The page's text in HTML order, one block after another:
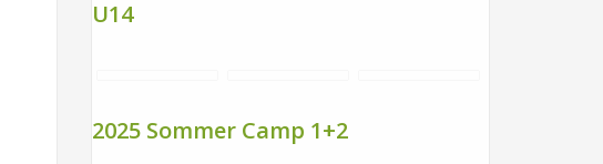
U14
2025 Sommer Camp 1+2